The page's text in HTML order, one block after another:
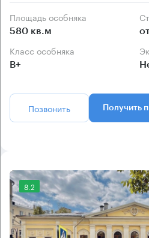
Площадь особняка
580 кв.м
Класс особняка
B+
Позвонить Получить
8.2